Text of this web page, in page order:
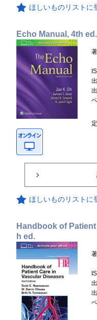
ほしいものリストに
Echo Manual, 4th ed.
ほしいものリストに
Handbook of
h ed.